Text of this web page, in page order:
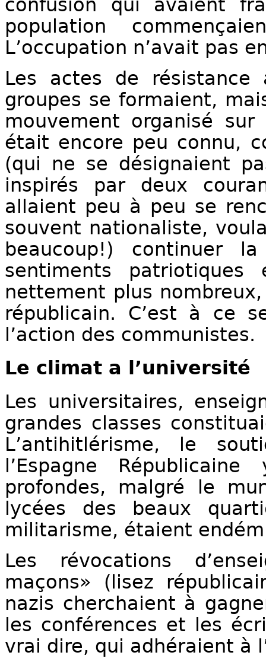
confusion qui avaient
population
L’occupation n’avait pas
Les actes de résistance
groupes se formaient,
mouvement organisé
était encore peu connu,
(qui ne se désignaient
inspirés par deux
allaient peu à peu se
souvent nationaliste,
beaucoup!) continuer
sentiments patriotiques
nettement plus
républicain. C’est à ce
l’action des communistes.
Le climat a l’université
Les universitaires,
grandes classes
L’antihitlérisme, le
l’Espagne
profondes, malgré le
lycées des beaux
militarisme, étaient
Les révocations
maçons» (lisez
nazis cherchaient à
les conférences et les
vrai dire, qui adhéraient à